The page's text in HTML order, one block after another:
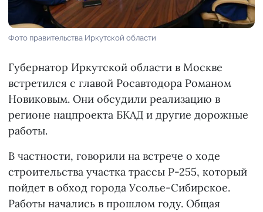
Фото правительства Иркутской области
Губернатор Иркутской области в Москве
встретился с главой Росавтодора Романом
Новиковым. Они обсудили реализацию в
регионе нацпроекта БКАД и другие дорожные
работы.
В частности, говорили на встрече о ходе
строительства участка трассы Р-255, который
пойдет в обход города Усолье-Сибирское.
Работы начались в прошлом году. Общая